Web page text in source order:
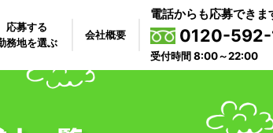
応募する
務地を選ぶ
会社概要
電話からも応募できま
0120-
受付時間 8:00～22:00